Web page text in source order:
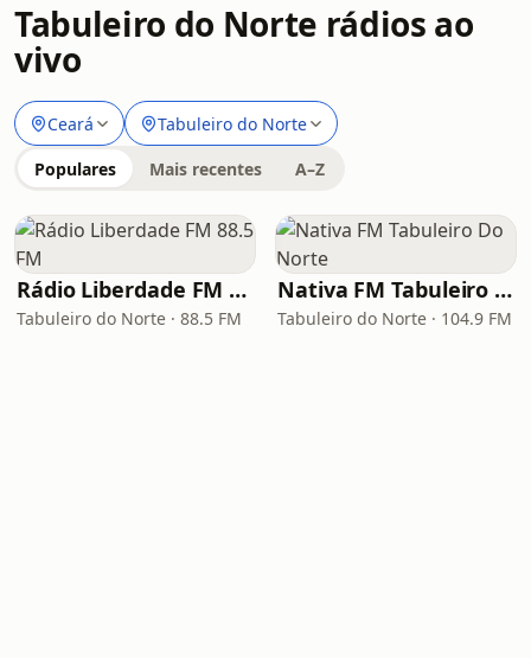
Tabuleiro do Norte rádios ao
vivo
Ceará Tabuleiro do Norte
Populares Mais recentes A–Z
Rádio Liberdade FM 88.5 FM
Tabuleiro do Norte · 88.5 FM
Nativa FM Tabuleiro Do Norte
Tabuleiro do Norte · 104.9 FM